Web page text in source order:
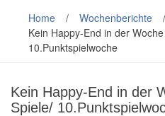
Home / Wochenberichte
/
Kein Happy-End in der
10.Punktspielwoche
Kein Happy-End in der
Spiele/